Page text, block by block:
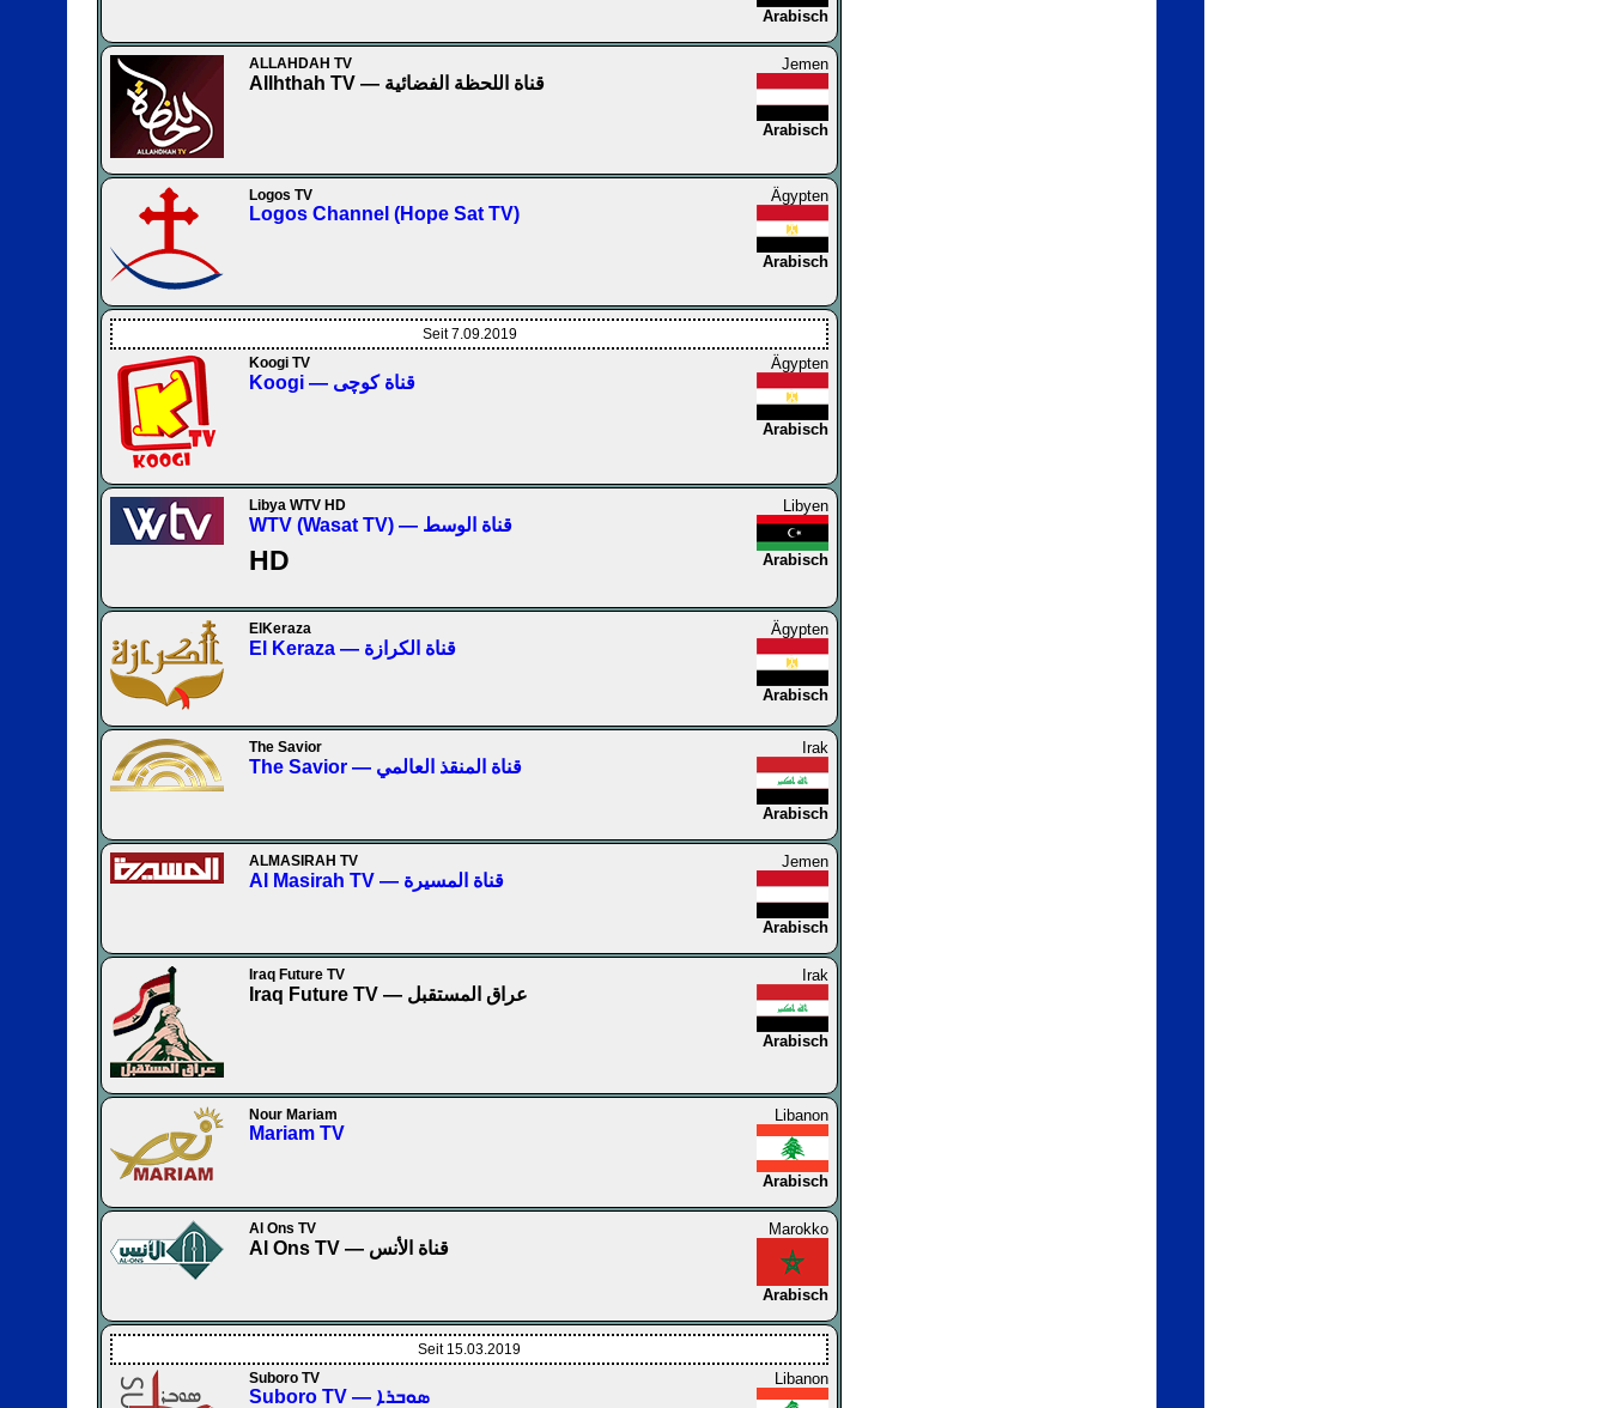
Arabisch
Jemen
Arabisch
ALLAHDAH TV
Allhthah TV — قناة اللحظة الفضائية
Ägypten
Arabisch
Logos TV
Logos Channel (Hope Sat TV)
Seit 7.09.2019
Ägypten
Arabisch
Koogi TV
Koogi — قناة كوچى
Libyen
Arabisch
Libya WTV HD
WTV (Wasat TV) — قناة الوسط
HD
Ägypten
Arabisch
ElKeraza
El Keraza — قناة الكرازة
Irak
Arabisch
The Savior
The Savior — قناة المنقذ العالمي
Jemen
Arabisch
ALMASIRAH TV
Al Masirah TV — قناة المسيرة
Irak
Arabisch
Iraq Future TV
Iraq Future TV — عراق المستقبل
Libanon
Arabisch
Nour Mariam
Mariam TV
Marokko
Arabisch
Al Ons TV
Al Ons TV — قناة الأنس
Seit 15.03.2019
Libanon
Suboro TV
Suboro TV — ܣܘܒܪܐ